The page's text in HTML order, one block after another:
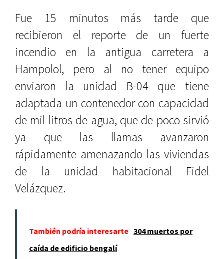
Fue 15 minutos más tarde que
recibieron el reporte de un fuerte
incendio en la antigua carretera a
Hampolol, pero al no tener equipo
enviaron la unidad B-04 que tiene
adaptada un contenedor con capacidad
de mil litros de agua, que de poco sirvió
ya que las llamas avanzaron
rápidamente amenazando las viviendas
de la unidad habitacional Fidel
Velázquez.
También podría interesarte 304 muertos por
caída de edificio bengalí